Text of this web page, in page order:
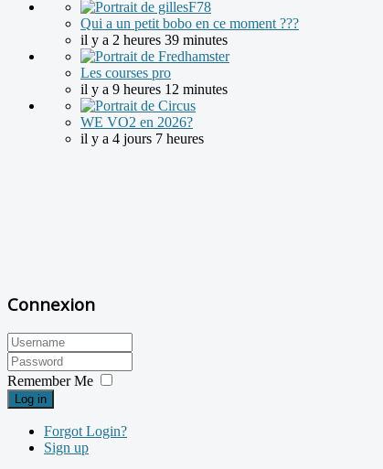
Qui a un petit bobo en ce moment ???
il y a 2 heures 39 minutes
Les courses pro
il y a 9 heures 12 minutes
WE VO2 en 2026?
il y a 4 jours 7 heures
Connexion
Remember Me
Log in
Forgot Login?
Sign up